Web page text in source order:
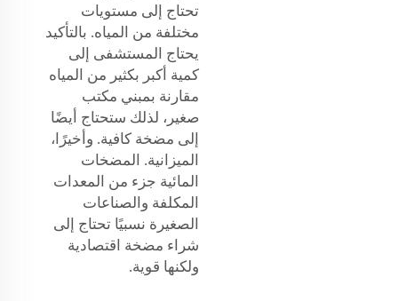
تحتاج إلى مستويات
مختلفة من المياه. بالتأكيد
يحتاج المستشفى إلى
كمية أكبر بكثير من المياه
مقارنة بمبني مكتب
صغير، لذلك ستحتاج أيضًا
إلى مضخة كافية. وأخيرًا،
الميزانية. المضخات
المائية جزء من المعدات
المكلفة والصناعات
الصغيرة نسبيًا تحتاج إلى
شراء مضخة اقتصادية
ولكنها قوية.